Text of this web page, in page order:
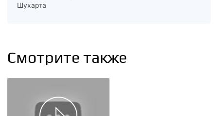
Шухарта
Смотрите также